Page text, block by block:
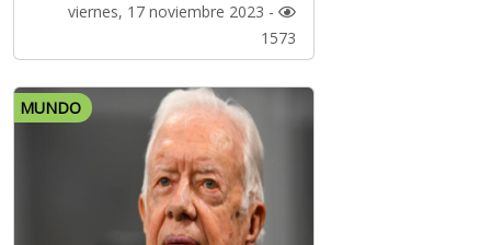
viernes, 17 noviembre 2023 -
1573
MUNDO